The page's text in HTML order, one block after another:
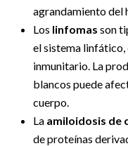
agrandamiento del
Los linfomas son
el sistema linfático,
inmunitario. La
blancos puede
cuerpo.
La amiloidosis de
de proteínas